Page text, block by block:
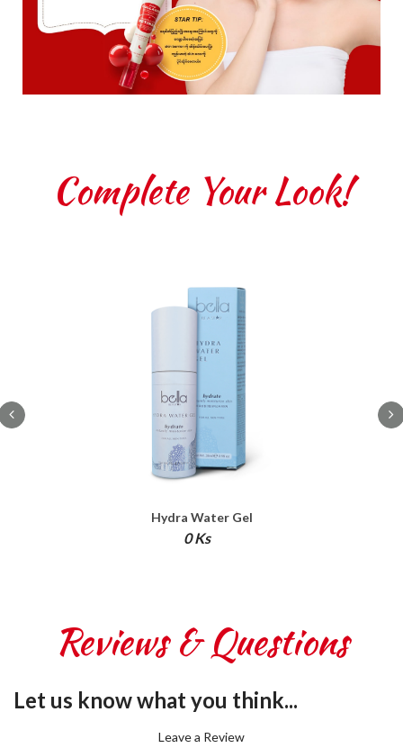
Complete Your Look!
Hydra Water Gel
0 Ks
Reviews & Questions
Let us know what you think...
Leave a Review